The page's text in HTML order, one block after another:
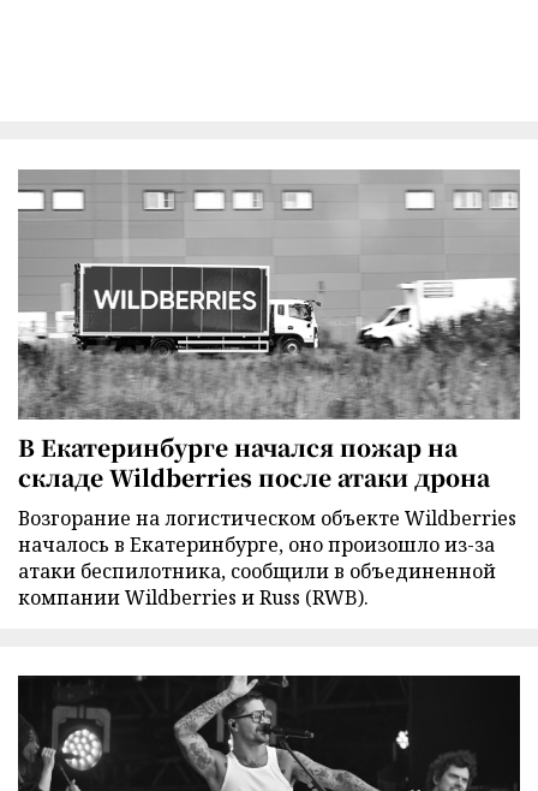
В Екатеринбурге начался пожар на
складе Wildberries после атаки дрона
Возгорание на логистическом объекте Wildberries
началось в Екатеринбурге, оно произошло из-за
атаки беспилотника, сообщили в объединенной
компании Wildberries и Russ (RWB).